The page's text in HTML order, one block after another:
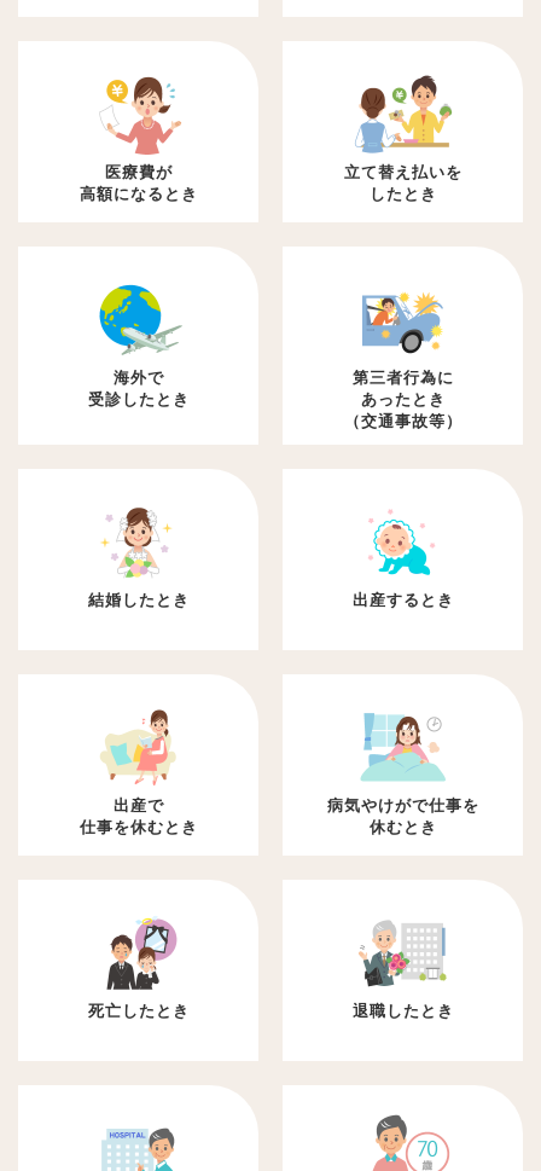
医療費が
高額になるとき
立て替え払いを
したとき
海外で
受診したとき
第三者行為に
あったとき
（交通事故等）
結婚したとき 出産するとき
出産で
仕事を休むとき
病気やけがで仕事を
休むとき
死亡したとき 退職したとき